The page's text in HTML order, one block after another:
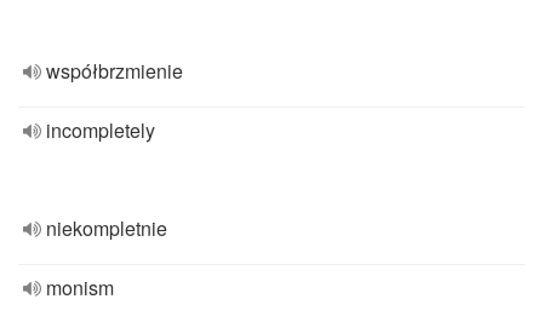
współbrzmienie
incompletely
niekompletnie
monism